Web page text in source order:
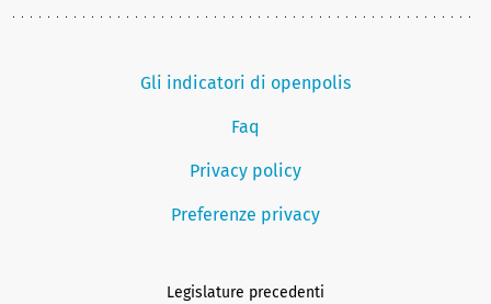
Gli indicatori di openpolis
Faq
Privacy policy
Preferenze privacy
Legislature precedenti